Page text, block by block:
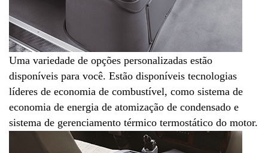
Uma variedade de opções personalizadas estão
disponíveis para você. Estão disponíveis tecnologias
líderes de economia de combustível, como sistema de
economia de energia de atomização de condensado e
sistema de gerenciamento térmico termostático do motor.